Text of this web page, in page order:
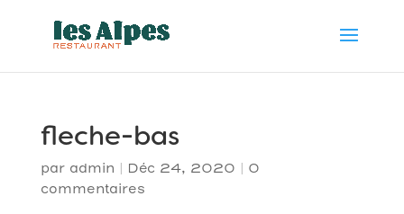
fleche-bas
par admin | Déc 24, 2020 | 0
commentaires